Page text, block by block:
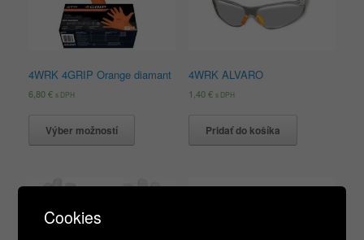
4WRK 4GRIP Orange diamant
6,80€ s DPH
Výber možností
4WRK ALVARO
1,40€ s DPH
Pridať do košíka
Cookies